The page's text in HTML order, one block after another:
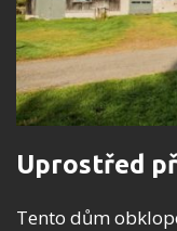
Uprostřed
Tento dům